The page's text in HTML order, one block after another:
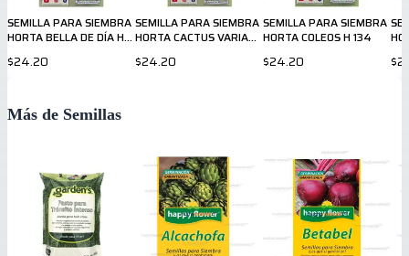
SEMILLA PARA SIEMBRA
HORTA BELLA DE DÍA H
$24.20
SEMILLA PARA SIEMBRA
HORTA CACTUS VARIADO
$24.20
SEMILLA PARA SIEMBRA
HORTA COLEOS H 134
$24.20
Más de Semillas